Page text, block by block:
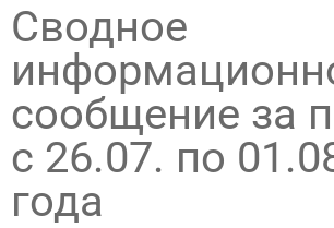
Сводное
сообщение за
с 26.07. по
года